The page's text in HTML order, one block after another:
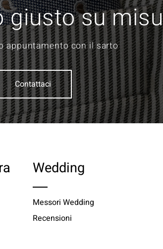
giusto su
appuntamento con il sarto
Contattaci
Wedding
Messori Wedding
Recensioni